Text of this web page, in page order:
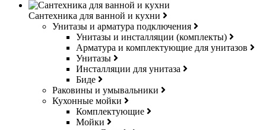
Сантехника для ванной и кухни
Унитазы и арматура подключения
Унитазы и инсталляции (комплекты)
Арматура и комплектующие для унитазов
Унитазы
Инсталляции для унитаза
Биде
Раковины и умывальники
Кухонные мойки
Комплектующие
Мойки